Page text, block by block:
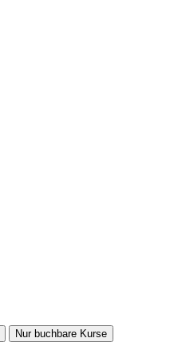
Nur buchbare Kurse